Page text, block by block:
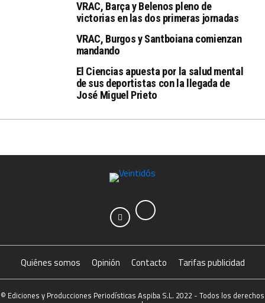
VRAC, Barça y Belenos pleno de
victorias en las dos primeras jornadas
VRAC, Burgos y Santboiana comienzan
mandando
El Ciencias apuesta por la salud mental
de sus deportistas con la llegada de
José Miguel Prieto
Quiénes somos Opinión Contacto Tarifas publicidad
© Ediciones y Producciones Periodísticas Aspiba S.L. 2022 - Todos los derechos